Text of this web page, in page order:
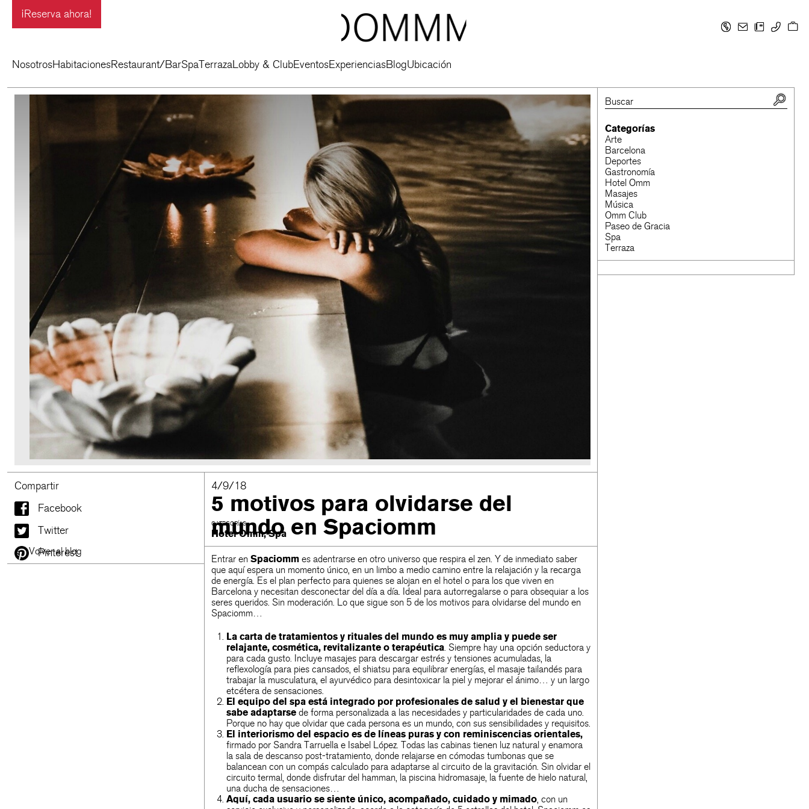
¡Reserva ahora!
NosotrosHabitacionesRestaurant/BarSpaTerrazaLobby & ClubEventosExperienciasBlogUbicación
Compartir
Facebook
Twitter
Pinterest
Volver al blog
4/9/18
5 motivos para olvidarse del
mundo en Spaciomm
CATEGORÍAS
Hotel Omm,Spa
Entrar enSpaciommes adentrarse en otro universo que respira el zen. Y de inmediato saber
que aquí espera un momento único, en un limbo a medio camino entre la relajación y la recarga
de energía. Es el plan perfecto para quienes se alojan en el hotel o para los que viven en
Barcelona y necesitan desconectar del día a día. Ideal para autorregalarse o para obsequiar a los
seres queridos. Sin moderación. Lo que sigue son 5 de los motivos para olvidarse del mundo en
Spaciomm…
La carta de tratamientos y rituales del mundo es muy amplia y puede ser
relajante, cosmética, revitalizante o terapéutica. Siempre hay una opción seductora y
para cada gusto. Incluye masajes para descargar estrés y tensiones acumuladas, la
reflexología para pies cansados, el shiatsu para equilibrar energías, el masaje tailandés para
trabajar la musculatura, el ayurvédico para desintoxicar la piel y mejorar el ánimo… y un largo
etcétera de sensaciones.
El equipo del spa está integrado por profesionales de salud y el bienestar que
sabe adaptarsede forma personalizada a las necesidades y particularidades de cada uno.
Porque no hay que olvidar que cada persona es un mundo, con sus sensibilidades y requisitos.
El interiorismo del espacio es de líneas puras y con reminiscencias orientales,
firmado por Sandra Tarruella e Isabel López. Todas las cabinas tienen luz natural y enamora
la sala de descanso post-tratamiento, donde relajarse en cómodas tumbonas que se
balancean con un compás calculado para adaptarse al circuito de la gravitación. Sin olvidar el
circuito termal, donde disfrutar del hamman, la piscina hidromasaje, la fuente de hielo natural,
una ducha de sensaciones…
Aquí, cada usuario se siente único, acompañado, cuidado y mimado, con un
Categorías
Arte
Barcelona
Deportes
Gastronomía
Hotel Omm
Masajes
Música
Omm Club
Paseo de Gracia
Spa
Terraza